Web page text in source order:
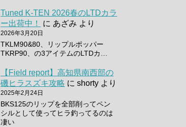
Tuned K-TEN 2026春のLTDカラ
ー出荷中！
に あざみ より
2026年3月20日
TKLM90&80、リップルポッパー
TKRP90、の3アイテムのLTDカ…
【Field report】高知県南西部の
磯ヒラスズキ攻略 に shorty より
2025年2月24日
BKS125のリップを全部削ってペン
シルとして使ってヒラ釣ってるのは
凄い